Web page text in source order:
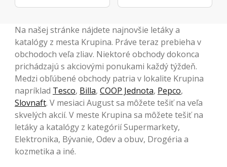
Na našej stránke nájdete najnovšie letáky a
katalógy z mesta Krupina. Práve teraz prebieha v
obchodoch veľa zliav. Niektoré obchody dokonca
prichádzajú s akciovými ponukami každý týždeň.
Medzi obľúbené obchody patria v lokalite Krupina
napríklad Tesco, Billa, COOP Jednota, Pepco,
Slovnaft. V mesiaci August sa môžete tešiť na veľa
skvelých akcií. V meste Krupina sa môžete tešiť na
letáky a katalógy z kategórií Supermarkety,
Elektronika, Bývanie, Odev a obuv, Drogéria a
kozmetika a iné.